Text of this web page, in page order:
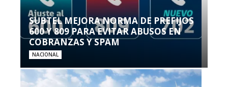
SUBTEL MEJORA NORMA DE PREFIJOS
600 Y 809 PARA EVITAR ABUSOS EN
COBRANZAS Y SPAM
NACIONAL